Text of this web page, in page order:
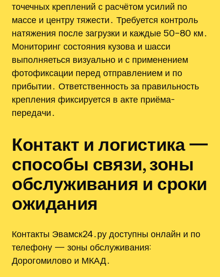
точечных креплений с расчётом усилий по
массе и центру тяжести․ Требуется контроль
натяжения после загрузки и каждые 50–80 км․
Мониторинг состояния кузова и шасси
выполняеться визуально и с применением
фотофиксации перед отправлением и по
прибытии․ Ответственность за правильность
крепления фиксируется в акте приёма-
передачи․
Контакт и логистика —
способы связи, зоны
обслуживания и сроки
ожидания
Контакты Эвамск24․ру доступны онлайн и по
телефону — зоны обслуживания:
Дорогомилово и МКАД․